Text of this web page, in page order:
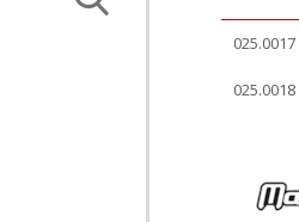
025.0017
025.0018